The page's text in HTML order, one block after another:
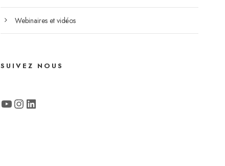
Webinaires et vidéos
SUIVEZ NOUS
YouTube Instagram LinkedIn